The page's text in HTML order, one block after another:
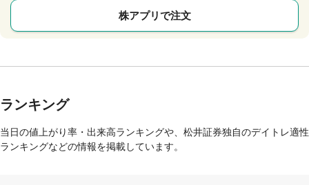
株アプリで注文
ランキング
当日の値上がり率・出来高ランキングや、松井証券独自のデイトレ適性
ランキングなどの情報を掲載しています。